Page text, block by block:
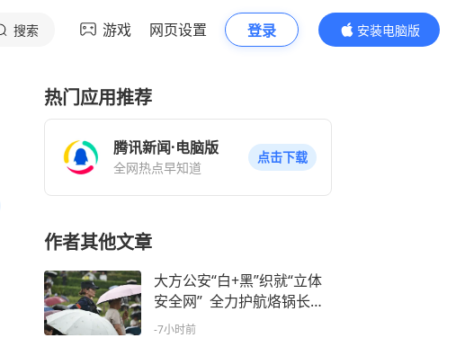
搜索 游戏 网页设置 登录
安装电脑版
内容更精彩
热门应用推荐
腾讯新闻·电脑版
全网热点早知道
点击下载
作者其他文章
大方公安“白+黑”织就“立体
安全网” 全力护航烙锅长街
宴与梯田音乐会
-7小时前